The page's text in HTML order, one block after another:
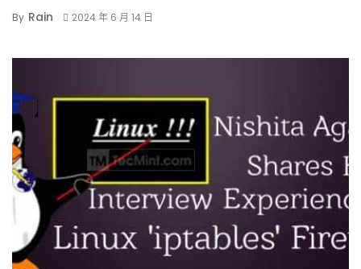
By Rain 2024 年 6 月 14 日